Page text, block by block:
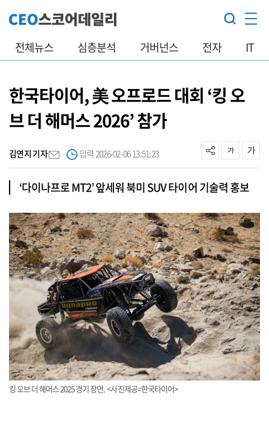
전체뉴스 심층분석 거버넌스 전자 IT
한국타이어, 美 오프로드 대회 ‘킹 오
브 더 해머스 2026’ 참가
김연지 기자 입력 2026-02-06 13:51:23
‘다이나프로 MT2’ 앞세워 북미 SUV 타이어 기술력 홍보
킹 오브 더 해머스 2025 경기 장면. <사진제공=한국타이어>